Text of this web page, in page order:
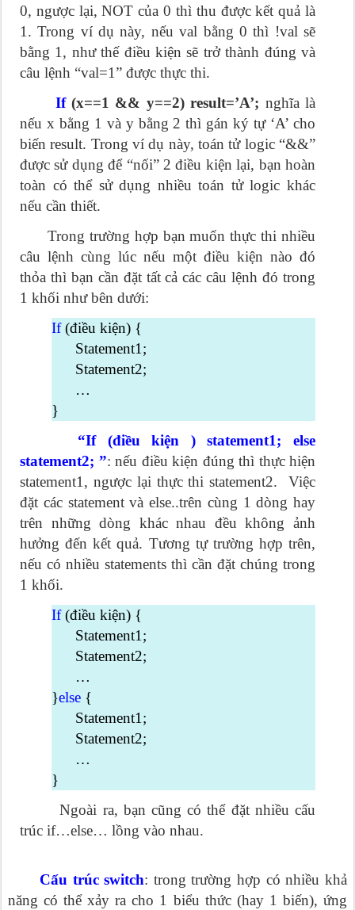
0, ngược lại, NOT của 0 thì thu được kết quả là
1. Trong ví dụ này, nếu val bằng 0 thì !val sẽ
bằng 1, như thế điều kiện sẽ trở thành đúng và
câu lệnh “val=1” được thực thi.
If(x==1 && y==2) result=’A’; nghĩa là
nếu x bằng 1 và y bằng 2 thì gán ký tự ‘A’ cho
biến result. Trong ví dụ này, toán tử logic “&&”
được sử dụng để “nối” 2 điều kiện lại, bạn hoàn
toàn có thể sử dụng nhiều toán tử logic khác
nếu cần thiết.
Trong trường hợp bạn muốn thực thi nhiều
câu lệnh cùng lúc nếu một điều kiện nào đó
thỏa thì bạn cần đặt tất cả các câu lệnh đó trong
1 khối như bên dưới:
If(điều kiện) {
Statement1;
Statement2;
…
}
“If (điều kiện ) statement1; else
statement2; ”: nếu điều kiện đúng thì thực hiện
statement1, ngược lại thực thi statement2. Việc
đặt các statement và else..trên cùng 1 dòng hay
trên những dòng khác nhau đều không ảnh
hưởng đến kết quả. Tương tự trường hợp trên,
nếu có nhiều statements thì cần đặt chúng trong
1 khối.
If(điều kiện) {
Statement1;
Statement2;
…
}else {
Statement1;
Statement2;
…
}
Ngoài ra, bạn cũng có thể đặt nhiều cấu
trúc if…else… lồng vào nhau.
Cấu trúc switch: trong trường hợp có nhiều khả
năng có thể xảy ra cho 1 biểu thức (hay 1 biến), ứng